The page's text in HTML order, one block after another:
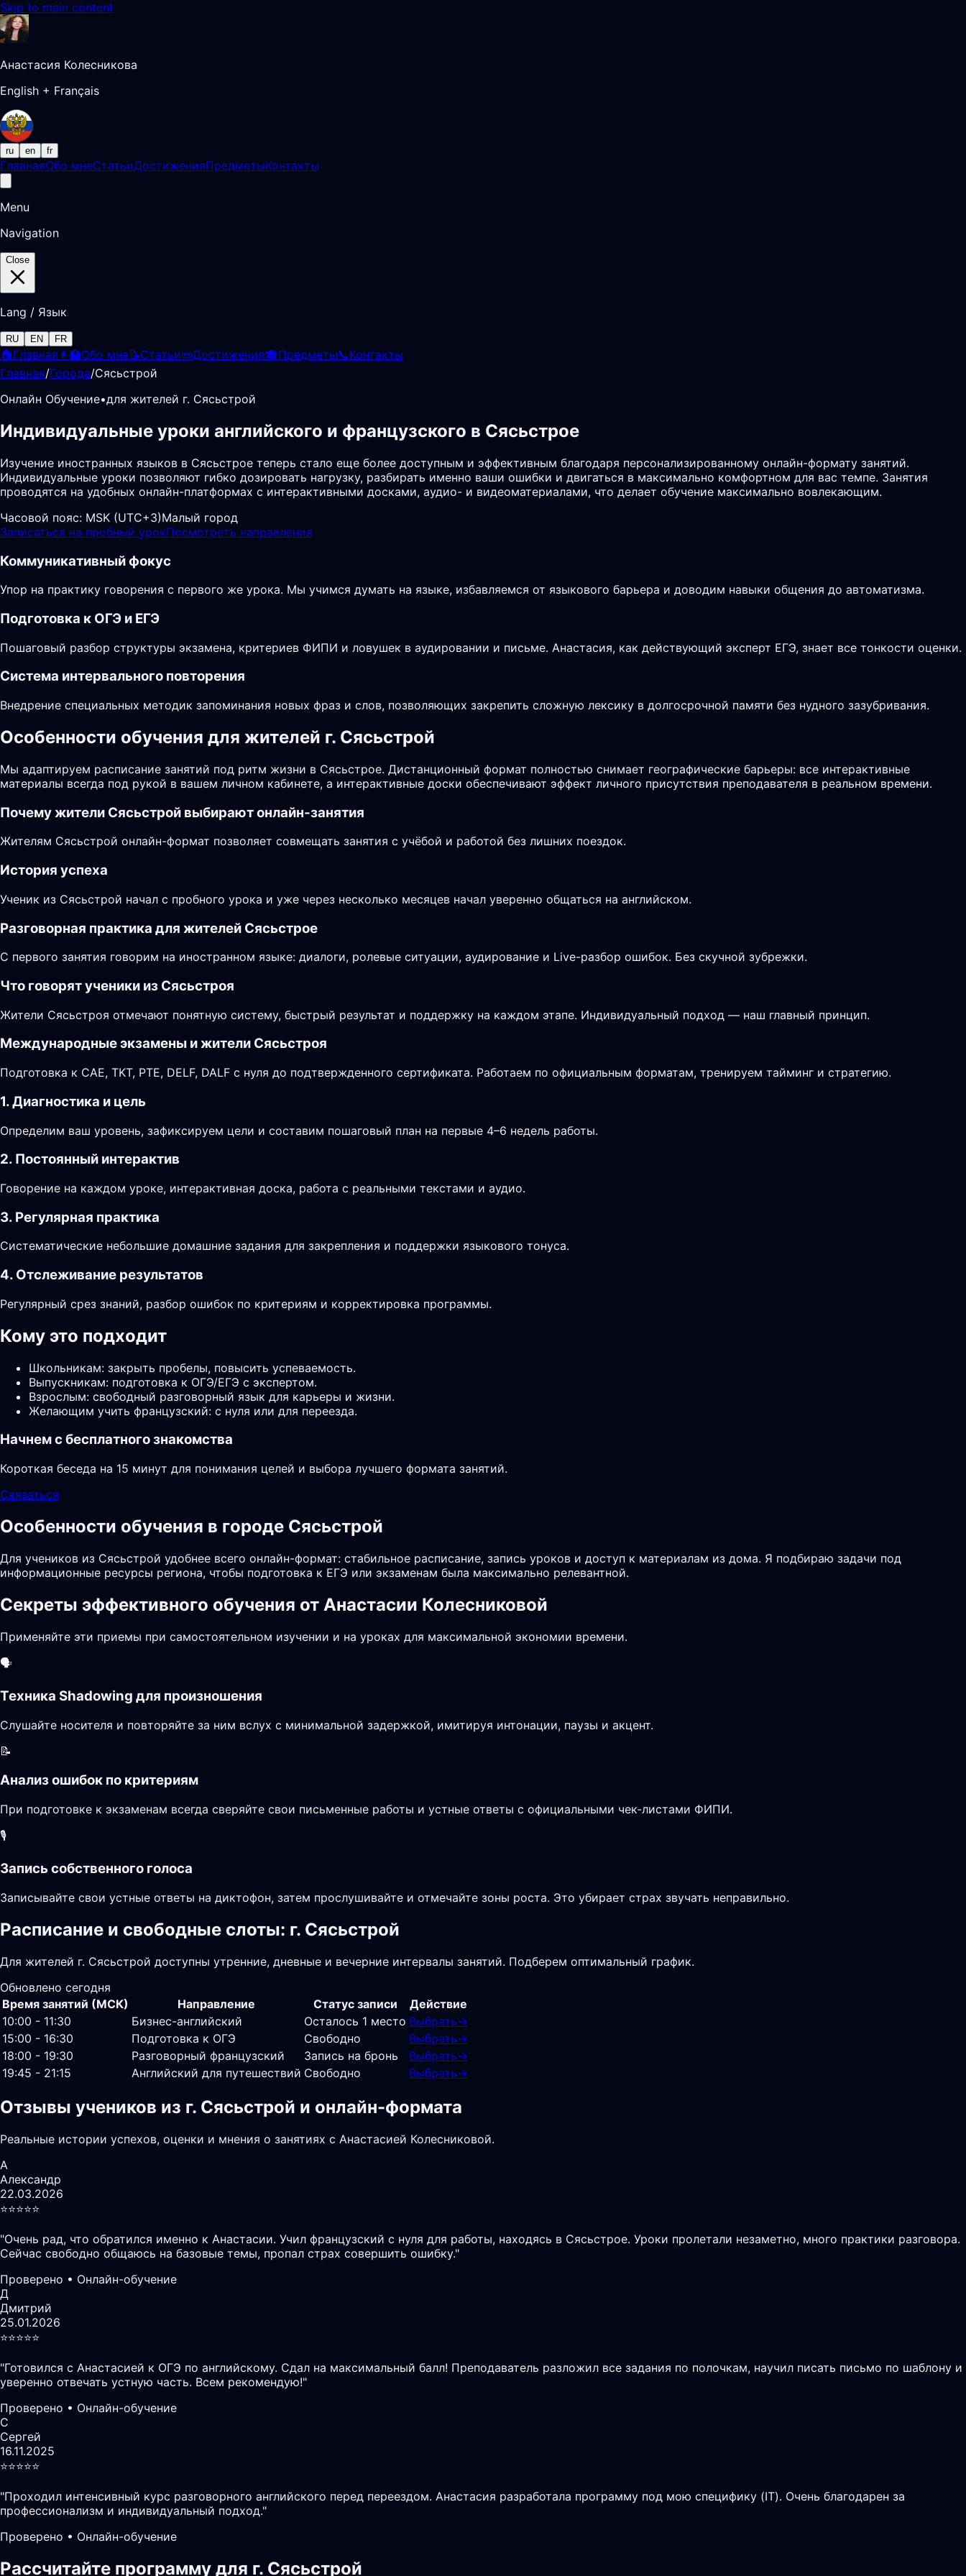
Skip to main content
Анастасия Колесникова
English + Français
ru en fr
ГлавнаяОбо мнеСтатьиДостиженияПредметыКонтакты
Menu
Navigation
Close
Lang / Язык
RU EN FR
🏠Главная 👩‍🏫Обо мне📝Статьи📜Достижения🎓Предметы📞Контакты
Главная/Города/Сясьстрой
Онлайн Обучение•для жителей г. Сясьстрой
Индивидуальные уроки английского и французского в Сясьстрое
Изучение иностранных языков в Сясьстрое теперь стало еще более доступным и эффективным благодаря персонализированному онлайн-формату занятий.
Индивидуальные уроки позволяют гибко дозировать нагрузку, разбирать именно ваши ошибки и двигаться в максимально комфортном для вас темпе. Занятия
проводятся на удобных онлайн-платформах с интерактивными досками, аудио- и видеоматериалами, что делает обучение максимально вовлекающим.
Часовой пояс: MSK (UTC+3)Малый город
Записаться на пробный урокПосмотреть направления
Коммуникативный фокус
Упор на практику говорения с первого же урока. Мы учимся думать на языке, избавляемся от языкового барьера и доводим навыки общения до автоматизма.
Подготовка к ОГЭ и ЕГЭ
Пошаговый разбор структуры экзамена, критериев ФИПИ и ловушек в аудировании и письме. Анастасия, как действующий эксперт ЕГЭ, знает все тонкости оценки.
Система интервального повторения
Внедрение специальных методик запоминания новых фраз и слов, позволяющих закрепить сложную лексику в долгосрочной памяти без нудного зазубривания.
Особенности обучения для жителей г. Сясьстрой
Мы адаптируем расписание занятий под ритм жизни в Сясьстрое. Дистанционный формат полностью снимает географические барьеры: все интерактивные
материалы всегда под рукой в вашем личном кабинете, а интерактивные доски обеспечивают эффект личного присутствия преподавателя в реальном времени.
Почему жители Сясьстрой выбирают онлайн-занятия
Жителям Сясьстрой онлайн-формат позволяет совмещать занятия с учёбой и работой без лишних поездок.
История успеха
Ученик из Сясьстрой начал с пробного урока и уже через несколько месяцев начал уверенно общаться на английском.
Разговорная практика для жителей Сясьстрое
С первого занятия говорим на иностранном языке: диалоги, ролевые ситуации, аудирование и Live-разбор ошибок. Без скучной зубрежки.
Что говорят ученики из Сясьстроя
Жители Сясьстроя отмечают понятную систему, быстрый результат и поддержку на каждом этапе. Индивидуальный подход — наш главный принцип.
Международные экзамены и жители Сясьстроя
Подготовка к CAE, TKT, PTE, DELF, DALF с нуля до подтвержденного сертификата. Работаем по официальным форматам, тренируем тайминг и стратегию.
1. Диагностика и цель
Определим ваш уровень, зафиксируем цели и составим пошаговый план на первые 4–6 недель работы.
2. Постоянный интерактив
Говорение на каждом уроке, интерактивная доска, работа с реальными текстами и аудио.
3. Регулярная практика
Систематические небольшие домашние задания для закрепления и поддержки языкового тонуса.
4. Отслеживание результатов
Регулярный срез знаний, разбор ошибок по критериям и корректировка программы.
Кому это подходит
Школьникам: закрыть пробелы, повысить успеваемость.
Выпускникам: подготовка к ОГЭ/ЕГЭ с экспертом.
Взрослым: свободный разговорный язык для карьеры и жизни.
Желающим учить французский: с нуля или для переезда.
Начнем с бесплатного знакомства
Короткая беседа на 15 минут для понимания целей и выбора лучшего формата занятий.
Связаться
Особенности обучения в городе Сясьстрой
Для учеников из Сясьстрой удобнее всего онлайн-формат: стабильное расписание, запись уроков и доступ к материалам из дома. Я подбираю задачи под
информационные ресурсы региона, чтобы подготовка к ЕГЭ или экзаменам была максимально релевантной.
Секреты эффективного обучения от Анастасии Колесниковой
Применяйте эти приемы при самостоятельном изучении и на уроках для максимальной экономии времени.
🗣️
Техника Shadowing для произношения
Слушайте носителя и повторяйте за ним вслух с минимальной задержкой, имитируя интонации, паузы и акцент.
📝
Анализ ошибок по критериям
При подготовке к экзаменам всегда сверяйте свои письменные работы и устные ответы с официальными чек-листами ФИПИ.
🎙️
Запись собственного голоса
Записывайте свои устные ответы на диктофон, затем прослушивайте и отмечайте зоны роста. Это убирает страх звучать неправильно.
Расписание и свободные слоты: г. Сясьстрой
Для жителей г. Сясьстрой доступны утренние, дневные и вечерние интервалы занятий. Подберем оптимальный график.
Обновлено сегодня
Время занятий (МСК)
Направление Статус записи
Действие
10:00 - 11:30
Бизнес-английский Осталось 1 место Выбрать→
15:00 - 16:30
Подготовка к ОГЭ Свободно Выбрать→
18:00 - 19:30
Разговорный французский Запись на бронь Выбрать→
19:45 - 21:15
Английский для путешествий Свободно Выбрать→
Отзывы учеников из г. Сясьстрой и онлайн-формата
Реальные истории успехов, оценки и мнения о занятиях с Анастасией Колесниковой.
А
Александр
22.03.2026
⭐️⭐️⭐️⭐️⭐️
"Очень рад, что обратился именно к Анастасии. Учил французский с нуля для работы, находясь в Сясьстрое. Уроки пролетали незаметно, много практики разговора.
Сейчас свободно общаюсь на базовые темы, пропал страх совершить ошибку."
Проверено • Онлайн-обучение
Д
Дмитрий
25.01.2026
⭐️⭐️⭐️⭐️⭐️
"Готовился с Анастасией к ОГЭ по английскому. Сдал на максимальный балл! Преподаватель разложил все задания по полочкам, научил писать письмо по шаблону и
уверенно отвечать устную часть. Всем рекомендую!"
Проверено • Онлайн-обучение
С
Сергей
16.11.2025
⭐️⭐️⭐️⭐️⭐️
"Проходил интенсивный курс разговорного английского перед переездом. Анастасия разработала программу под мою специфику (IT). Очень благодарен за
профессионализм и индивидуальный подход."
Проверено • Онлайн-обучение
Рассчитайте программу для г. Сясьстрой